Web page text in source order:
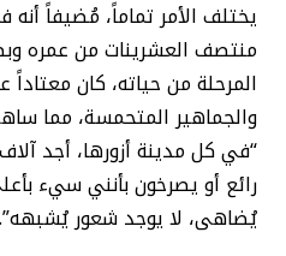
المرحلة من حياته، كان معتاداً
والجماهير المتحمسة، مما
“في كل مدينة أزورها، أجد
رائع أو يصرخون بأنني سيء
يُضاهى، لا يوجد شعور يُشبهه”.